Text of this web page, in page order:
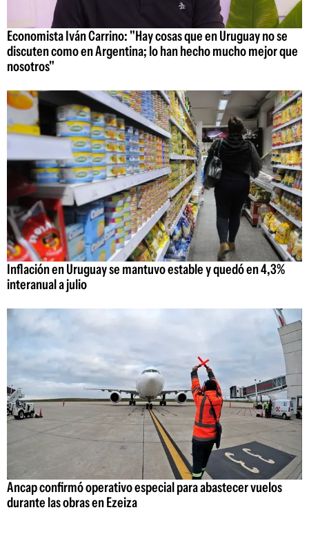
Economista Iván Carrino: "Hay cosas que en Uruguay no se
discuten como en Argentina; lo han hecho mucho mejor que
nosotros"
Inflación en Uruguay se mantuvo estable y quedó en 4,3%
interanual a julio
Ancap confirmó operativo especial para abastecer vuelos
durante las obras en Ezeiza